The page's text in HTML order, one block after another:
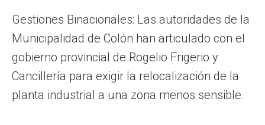
Gestiones Binacionales: Las autoridades de la
Municipalidad de Colón han articulado con el
gobierno provincial de Rogelio Frigerio y
Cancillería para exigir la relocalización de la
planta industrial a una zona menos sensible.